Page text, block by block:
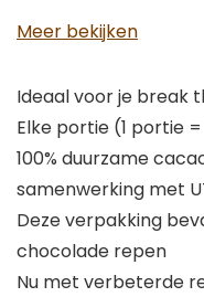
Meer bekijken
Ideaal voor je break
Elke portie (1 portie
100% duurzame
samenwerking met
Deze verpakking
chocolade repen
Nu met verbeterde